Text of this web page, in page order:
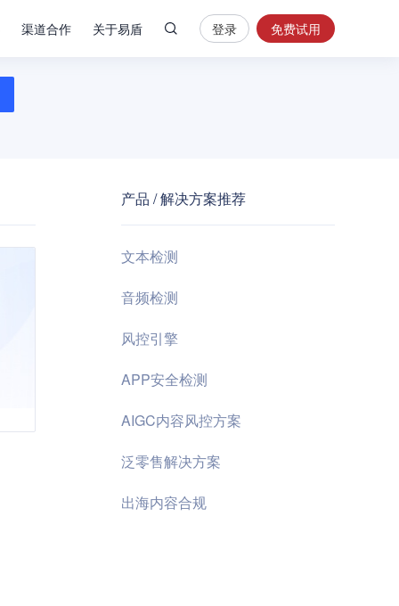
渠道合作 关于易盾
安
全
控
登录 免费试用
产品 / 解决方案推荐
文本检测
音频检测
风控引擎
APP安全检测
AIGC内容风控方案
泛零售解决方案
出海内容合规